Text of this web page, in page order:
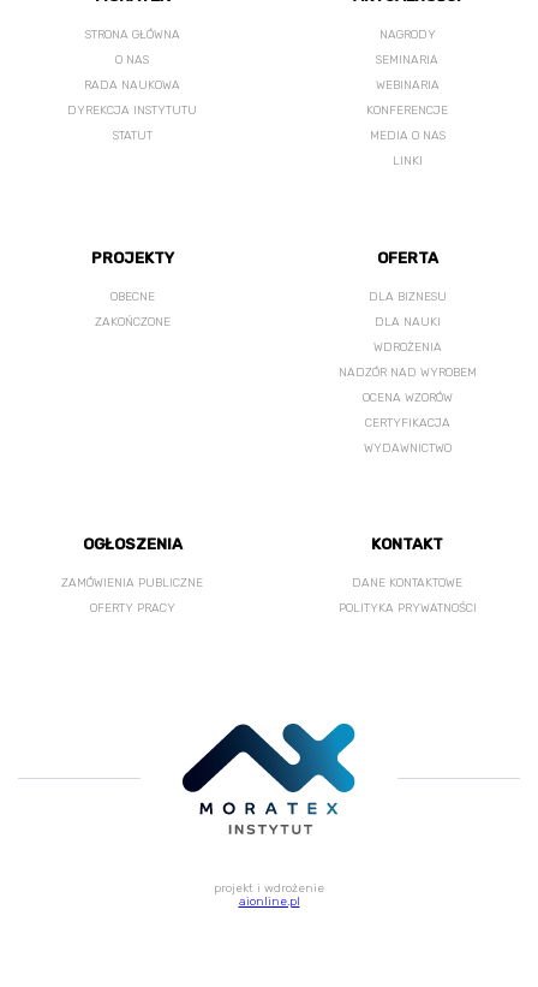
STRONA GŁÓWNA
O NAS
RADA NAUKOWA
DYREKCJA INSTYTUTU
STATUT
NAGRODY
SEMINARIA
WEBINARIA
KONFERENCJE
MEDIA O NAS
LINKI
PROJEKTY
OBECNE
ZAKOŃCZONE
OFERTA
DLA BIZNESU
DLA NAUKI
WDROŻENIA
NADZÓR NAD WYROBEM
OCENA WZORÓW
CERTYFIKACJA
WYDAWNICTWO
OGŁOSZENIA
ZAMÓWIENIA PUBLICZNE
OFERTY PRACY
KONTAKT
DANE KONTAKTOWE
POLITYKA PRYWATNOŚCI
projekt i wdrożenie
aionline.pl